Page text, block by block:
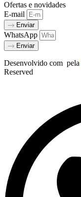
Ofertas e novidades
E-mail
Enviar
WhatsApp
Enviar
Desenvolvido com pela
Reserved